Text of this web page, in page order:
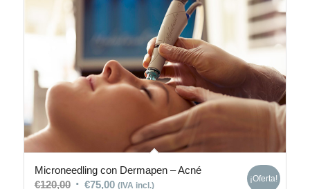
Microneedling con Dermapen – Acné
€120,00 €75,00 (IVA incl.)
¡Oferta!